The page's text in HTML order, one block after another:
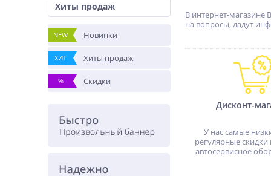
Хиты продаж
NEW Новинки
ХИТ Хиты продаж
% Скидки
В интернет-магазине
на вопросы, дадут
Дисконт-
У нас самые
регулярные скидки
автосервисное